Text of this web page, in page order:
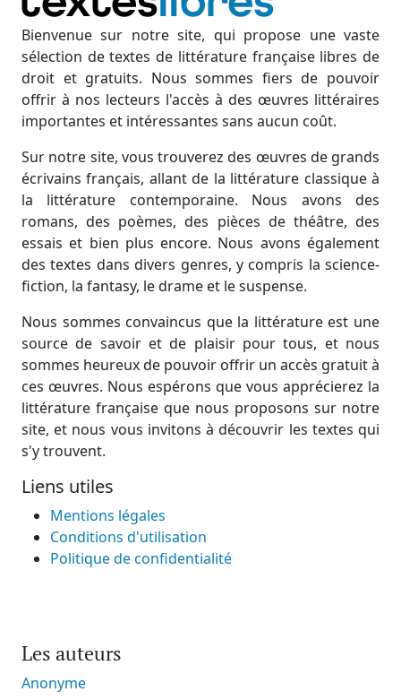
Bienvenue sur notre site, qui propose une vaste
sélection de textes de littérature française libres de
droit et gratuits. Nous sommes fiers de pouvoir
offrir à nos lecteurs l'accès à des œuvres littéraires
importantes et intéressantes sans aucun coût.
Sur notre site, vous trouverez des œuvres de grands
écrivains français, allant de la littérature classique à
la littérature contemporaine. Nous avons des
romans, des poèmes, des pièces de théâtre, des
essais et bien plus encore. Nous avons également
des textes dans divers genres, y compris la science-
fiction, la fantasy, le drame et le suspense.
Nous sommes convaincus que la littérature est une
source de savoir et de plaisir pour tous, et nous
sommes heureux de pouvoir offrir un accès gratuit à
ces œuvres. Nous espérons que vous apprécierez la
littérature française que nous proposons sur notre
site, et nous vous invitons à découvrir les textes qui
s'y trouvent.
Liens utiles
Mentions légales
Conditions d'utilisation
Politique de confidentialité
Les auteurs
Anonyme